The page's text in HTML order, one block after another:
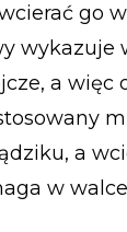
go
wykazuje
a więc
a
w